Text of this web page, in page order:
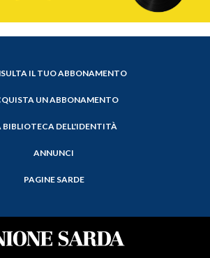
IL TUO ABBONAMENTO
UN ABBONAMENTO
BIBLIOTECA DELL'IDENTITÀ
ANNUNCI
PAGINE SARDE